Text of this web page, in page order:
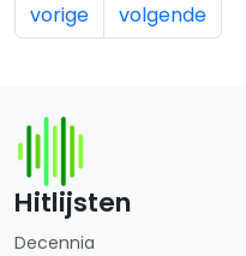
vorige volgende
Hitlijsten
Decennia